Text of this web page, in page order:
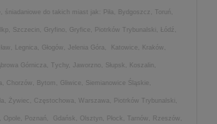
śniadaniowe do takich miast jak: Piła, Bydgoszcz, Toruń,
Szczecin, Gryfino, Gryfice, Piotrków Trybunalski, Łódź,
Legnica, Głogów, Jelenia Góra, Katowice, Kraków,
Górnicza, Tychy, Jaworzno, Słupsk, Koszalin,
Chorzów, Bytom, Gliwice, Siemianowice Śląskie,
Żywiec, Częstochowa, Warszawa, Piotrków Trybunalski,
Opole, Poznań, Gdańsk, Olsztyn, Płock, Tarnów, Rzeszów,